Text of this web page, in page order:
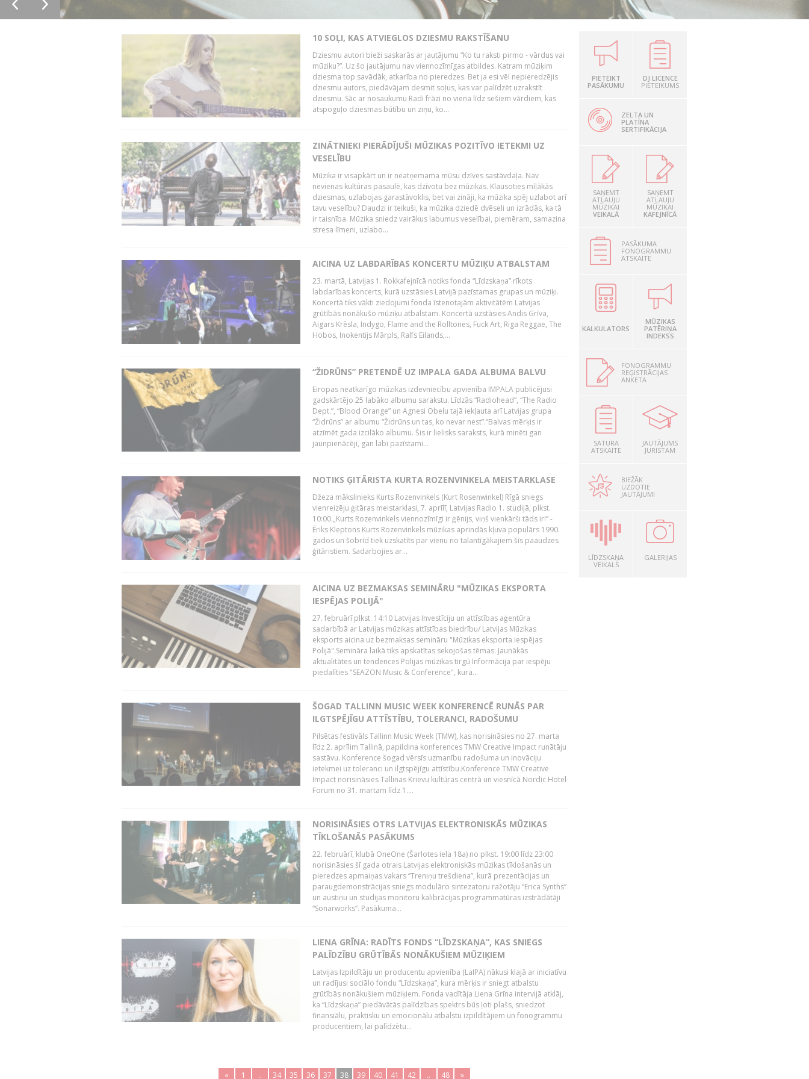
10 SOĻI, KAS ATVIEGLOS DZIESMU RAKSTĪŠANU
Dziesmu autori bieži saskarās ar jautājumu “Ko tu raksti pirmo - vārdus vai
mūziku?”. Uz šo jautājumu nav viennozīmīgas atbildes. Katram mūziķim
dziesma top savādāk, atkarība no pieredzes. Bet ja esi vēl nepieredzējis
dziesmu autors, piedāvājam desmit soļus, kas var palīdzēt uzrakstīt
dziesmu. Sāc ar nosaukumu Radi frāzi no viena līdz sešiem vārdiem, kas
atspoguļo dziesmas būtību un ziņu, ko...
ZINĀTNIEKI PIERĀDĪJUŠI MŪZIKAS POZITĪVO IETEKMI UZ
VESELĪBU
Mūzika ir visapkārt un ir neatņemama mūsu dzīves sastāvdaļa. Nav
nevienas kultūras pasaulē, kas dzīvotu bez mūzikas. Klausoties mīļākās
dziesmas, uzlabojas garastāvoklis, bet vai zināji, ka mūzika spēj uzlabot arī
tavu veselību? Daudzi ir teikuši, ka mūzika dziedē dvēseli un izrādās, ka tā
ir taisnība. Mūzika sniedz vairākus labumus veselībai, piemēram, samazina
stresa līmeni, uzlabo...
AICINA UZ LABDARĪBAS KONCERTU MŪZIĶU ATBALSTAM
23. martā, Latvijas 1. Rokkafejnīcā notiks fonda “Līdzskaņa” rīkots
labdarības koncerts, kurā uzstāsies Latvijā pazīstamas grupas un mūziķi.
Koncertā tiks vākti ziedojumi fonda īstenotajām aktivitātēm Latvijas
grūtībās nonākušo mūziķu atbalstam. Koncertā uzstāsies Andis Grīva,
Aigars Krēsla, Indygo, Flame and the Rolltones, Fuck Art, Riga Reggae, The
Hobos, Inokentijs Mārpls, Ralfs Eilands,...
“ŽIDRŪNS” PRETENDĒ UZ IMPALA GADA ALBUMA BALVU
Eiropas neatkarīgo mūzikas izdevniecību apvienība IMPALA publicējusi
gadskārtējo 25 labāko albumu sarakstu. Līdzās “Radiohead”, “The Radio
Dept.”, “Blood Orange” un Agnesi Obelu tajā iekļauta arī Latvijas grupa
“Židrūns” ar albumu “Židrūns un tas, ko nevar nest”.“Balvas mērķis ir
atzīmēt gada izcilāko albumu. Šis ir lielisks saraksts, kurā minēti gan
jaunpienācēji, gan labi pazīstami...
NOTIKS ĢITĀRISTA KURTA ROZENVINKELA MEISTARKLASE
Džeza mākslinieks Kurts Rozenvinkels (Kurt Rosenwinkel) Rīgā sniegs
vienreizēju ģitāras meistarklasi, 7. aprīlī, Latvijas Radio 1. studijā, plkst.
10:00.„Kurts Rozenvinkels viennozīmīgi ir ģēnijs, viņš vienkārši tāds ir!” -
Ēriks Kleptons Kurts Rozenvinkels mūzikas aprindās kļuva populārs 1990.
gados un šobrīd tiek uzskatīts par vienu no talantīgākajiem šīs paaudzes
ģitāristiem. Sadarbojies ar...
AICINA UZ BEZMAKSAS SEMINĀRU "MŪZIKAS EKSPORTA
IESPĒJAS POLIJĀ"
27. februārī plkst. 14:10 Latvijas Investīciju un attīstības aģentūra
sadarbībā ar Latvijas mūzikas attīstības biedrību/ Latvijas Mūzikas
eksports aicina uz bezmaksas semināru "Mūzikas eksporta iespējas
Polijā".Semināra laikā tiks apskatītas sekojošas tēmas: Jaunākās
aktualitātes un tendences Polijas mūzikas tirgū Informācija par iespēju
piedalīties "SEAZON Music & Conference", kura...
ŠOGAD TALLINN MUSIC WEEK KONFERENCĒ RUNĀS PAR
ILGTSPĒJĪGU ATTĪSTĪBU, TOLERANCI, RADOŠUMU
Pilsētas festivāls Tallinn Music Week (TMW), kas norisināsies no 27. marta
līdz 2. aprīlim Tallinā, papildina konferences TMW Creative Impact runātāju
sastāvu. Konference šogad vērsīs uzmanību radošuma un inovāciju
ietekmei uz toleranci un ilgtspējīgu attīstību.Konference TMW Creative
Impact norisināsies Tallinas Krievu kultūras centrā un viesnīcā Nordic Hotel
Forum no 31. martam līdz 1....
NORISINĀSIES OTRS LATVIJAS ELEKTRONISKĀS MŪZIKAS
TĪKLOŠANĀS PASĀKUMS
22. februārī, klubā OneOne (Šarlotes iela 18a) no plkst. 19:00 līdz 23:00
norisināsies šī gada otrais Latvijas elektroniskās mūzikas tīklošanās un
pieredzes apmaiņas vakars ‘’Treniņu trešdiena’’, kurā prezentācijas un
paraugdemonstrācijas sniegs modulāro sintezatoru ražotāju “Erica Synths”
un austiņu un studijas monitoru kalibrācijas programmatūras izstrādātāji
“Sonarworks”. Pasākuma...
LIENA GRĪNA: RADĪTS FONDS “LĪDZSKAŅA”, KAS SNIEGS
PALĪDZĪBU GRŪTĪBĀS NONĀKUŠIEM MŪZIĶIEM
Latvijas Izpildītāju un producentu apvienība (LaIPA) nākusi klajā ar iniciatīvu
un radījusi sociālo fondu “Līdzskaņa”, kura mērķis ir sniegt atbalstu
grūtībās nonākušiem mūziķiem. Fonda vadītāja Liena Grīna intervijā atklāj,
ka “Līdzskaņa” piedāvātās palīdzības spektrs būs ļoti plašs, sniedzot
finansiālu, praktisku un emocionālu atbalstu izpildītājiem un fonogrammu
producentiem, lai palīdzētu...
« 1 .. 34 35 36 37 38 39 40 41 42 .. 48 »
PIETEIKT
PASĀKUMU
DJ LICENCE
PIETEIKUMS
ZELTA UN
PLATĪNA
SERTIFIKĀCIJA
SAŅEMT
ATĻAUJU
MŪZIKAI
VEIKALĀ
SAŅEMT
ATĻAUJU
MŪZIKAI
KAFEJNĪCĀ
PASĀKUMA
FONOGRAMMU
ATSKAITE
KALKULATORS
MŪZIKAS
PATĒRIŅA
INDEKSS
FONOGRAMMU
REĢISTRĀCIJAS
ANKETA
SATURA
ATSKAITE
JAUTĀJUMS
JURISTAM
BIEŽĀK
UZDOTIE
JAUTĀJUMI
LĪDZSKAŅA
VEIKALS
GALERIJAS